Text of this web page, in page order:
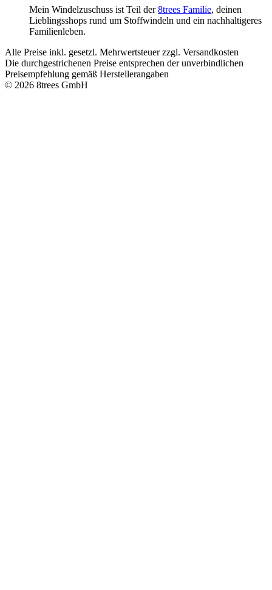
Mein Windelzuschuss ist Teil der8trees Familie, deinen
Lieblingsshops rund um Stoffwindeln und ein nachhaltigeres
Familienleben.
Alle Preise inkl. gesetzl. Mehrwertsteuer zzgl. Versandkosten
Die durchgestrichenen Preise entsprechen der unverbindlichen
Preisempfehlung gemäß Herstellerangaben
© 2026 8trees GmbH